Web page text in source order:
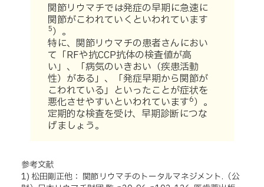
関節リウマチでは発症の早期に急速に
関節がこわれていくといわれています
5）。
特に、関節リウマチの患者さんにおい
て「RFや抗CCP抗体の検査値が高
い」、「病気のいきおい（疾患活動
性）がある」、「発症早期から関節が
こわれている」といったことが症状を
悪化させやすいといわれています6）。
定期的な検査を受け、早期診断につな
げましょう。
参考文献
1) 松田剛正他： 関節リウマチのトータルマネジメント.（公